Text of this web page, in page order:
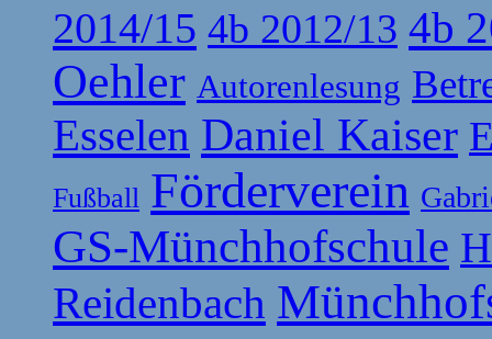
2014/15 4b 2012/13 4b
Oehler Autorenlesung
Esselen Daniel Kaiser
Fußball Förderverein
GS-Münchhofschule
Reidenbach